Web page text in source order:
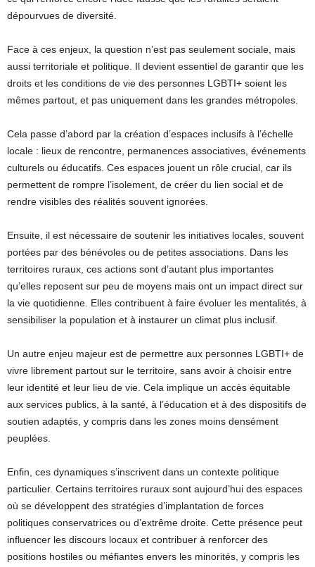
dépourvues de diversité.
Face à ces enjeux, la question n’est pas seulement sociale, mais
aussi territoriale et politique. Il devient essentiel de garantir que les
droits et les conditions de vie des personnes LGBTI+ soient les
mêmes partout, et pas uniquement dans les grandes métropoles.
Cela passe d’abord par la création d’espaces inclusifs à l’échelle
locale : lieux de rencontre, permanences associatives, événements
culturels ou éducatifs. Ces espaces jouent un rôle crucial, car ils
permettent de rompre l’isolement, de créer du lien social et de
rendre visibles des réalités souvent ignorées.
Ensuite, il est nécessaire de soutenir les initiatives locales, souvent
portées par des bénévoles ou de petites associations. Dans les
territoires ruraux, ces actions sont d’autant plus importantes
qu’elles reposent sur peu de moyens mais ont un impact direct sur
la vie quotidienne. Elles contribuent à faire évoluer les mentalités, à
sensibiliser la population et à instaurer un climat plus inclusif.
Un autre enjeu majeur est de permettre aux personnes LGBTI+ de
vivre librement partout sur le territoire, sans avoir à choisir entre
leur identité et leur lieu de vie. Cela implique un accès équitable
aux services publics, à la santé, à l’éducation et à des dispositifs de
soutien adaptés, y compris dans les zones moins densément
peuplées.
Enfin, ces dynamiques s’inscrivent dans un contexte politique
particulier. Certains territoires ruraux sont aujourd’hui des espaces
où se développent des stratégies d’implantation de forces
politiques conservatrices ou d’extrême droite. Cette présence peut
influencer les discours locaux et contribuer à renforcer des
positions hostiles ou méfiantes envers les minorités, y compris les